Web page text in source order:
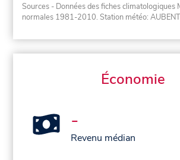
Sources - Données des fiches climatologiques
normales 1981-2010. Station météo:
Économie
-
Revenu médian